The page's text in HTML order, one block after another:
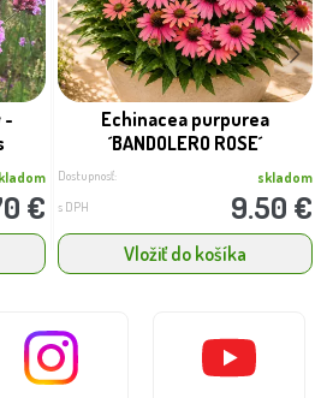
-
€
Echinacea purpurea
´BANDOLERO ROSE´
Dostupnosť: skladom
s DPH 9.50 €
Vložiť do košíka